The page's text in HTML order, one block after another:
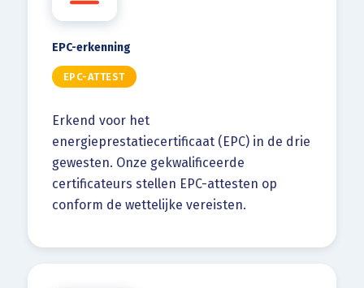
EPC-erkenning
EPC-ATTEST
Erkend voor het
energieprestatiecertificaat (EPC) in de drie
gewesten. Onze gekwalificeerde
certificateurs stellen EPC-attesten op
conform de wettelijke vereisten.